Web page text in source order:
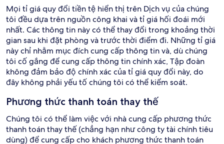
Mọi tỉ giá quy đổi tiền tệ hiển thị trên Dịch vụ của chúng
tôi đều dựa trên nguồn công khai và tỉ giá hối đoái mới
nhất. Các thông tin này có thể thay đổi trong khoảng thời
gian sau khi đặt phòng và trước thời điểm đi. Những tỉ giá
này chỉ nhằm mục đích cung cấp thông tin và, dù chúng
tôi cố gắng để cung cấp thông tin chính xác, Tập đoàn
không đảm bảo độ chính xác của tỉ giá quy đổi này, do
đây không phải yếu tố chúng tôi có thể kiểm soát.
Phương thức thanh toán thay thế
Chúng tôi có thể làm việc với nhà cung cấp phương thức
thanh toán thay thế (chẳng hạn như công ty tài chính tiêu
dùng) để cung cấp cho khách phương thức thanh toán